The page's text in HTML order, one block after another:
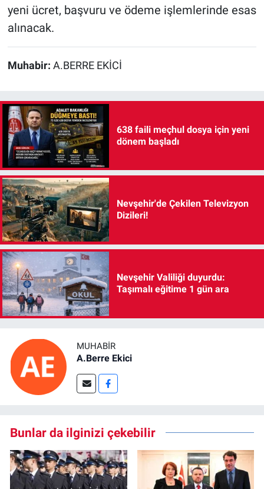
yeni ücret, başvuru ve ödeme işlemlerinde esas
alınacak.
Muhabir: A.BERRE EKİCİ
638 faili meçhul dosya için yeni
dönem başladı
Nevşehir'de Çekilen Televizyon
Dizileri!
Nevşehir Valiliği duyurdu:
Taşımalı eğitime 1 gün ara
MUHABIR
A.Berre Ekici
Bunlar da ilginizi çekebilir